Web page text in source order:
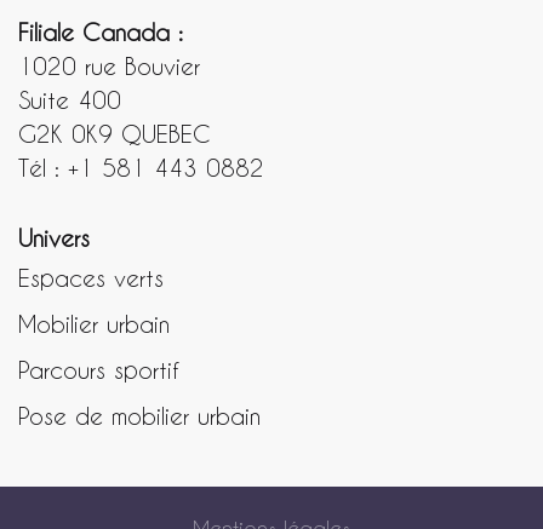
Filiale Canada :
1020 rue Bouvier
Suite 400
G2K 0K9 QUEBEC
Tél : +1 581 443 0882
Univers
Espaces verts
Mobilier urbain
Parcours sportif
Pose de mobilier urbain